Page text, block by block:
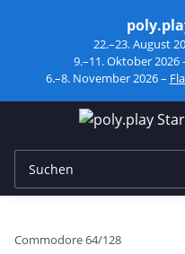
22.–23. August
9.–11. Oktober 2026
6.–8. November 2026 –
Commodore 64/128